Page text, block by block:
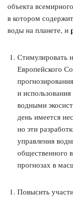
объекта
в котором
воды на планете, и
Стимулировать
Европейского
и
водными
день имеется
но эти
управления
общественного
прогнозах в
Повысить